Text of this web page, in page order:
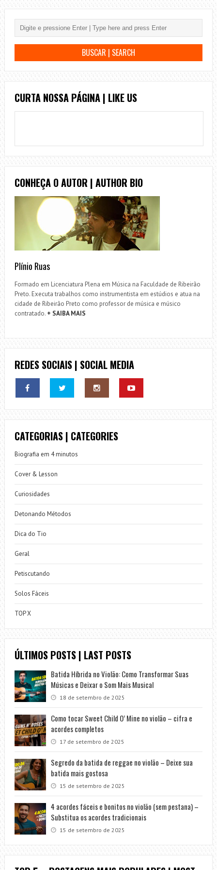
CURTA NOSSA PÁGINA | LIKE US
CONHEÇA O AUTOR | AUTHOR BIO
Plínio Ruas
Formado em Licenciatura Plena em Música na Faculdade de Ribeirão
Preto. Executa trabalhos como instrumentista em estúdios e atua na
cidade de Ribeirão Preto como professor de música e músico
contratado. + SAIBA MAIS
REDES SOCIAIS | SOCIAL MEDIA
CATEGORIAS | CATEGORIES
Biografia em 4 minutos
Cover & Lesson
Curiosidades
Detonando Métodos
Dica do Tio
Geral
Petiscutando
Solos Fáceis
TOP X
ÚLTIMOS POSTS | LAST POSTS
Batida Híbrida no Violão: Como Transformar Suas
Músicas e Deixar o Som Mais Musical
18 de setembro de 2025
Como tocar Sweet Child O’ Mine no violão – cifra e
acordes completos
17 de setembro de 2025
Segredo da batida de reggae no violão – Deixe sua
batida mais gostosa
15 de setembro de 2025
4 acordes fáceis e bonitos no violão (sem pestana) –
Substitua os acordes tradicionais
15 de setembro de 2025